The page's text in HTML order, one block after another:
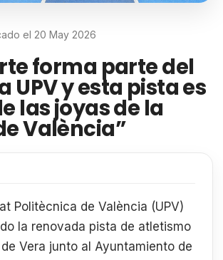
el 20 May 2026
forma parte del
UPV y esta pista es
las joyas de la
València”
Politècnica de València (UPV)
la renovada pista de atletismo
Vera junto al Ayuntamiento de